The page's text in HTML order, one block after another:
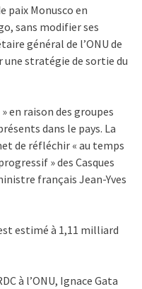
paix Monusco en
sans modifier ses
général de l’ONU de
une stratégie de sortie du
en raison des groupes
dans le pays. La
de réfléchir « au temps
» des Casques
français Jean-Yves
estimé à 1,11 milliard
à l’ONU, Ignace Gata